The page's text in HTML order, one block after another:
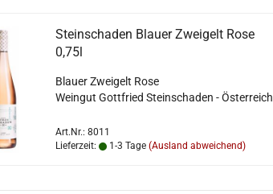
Steinschaden Blauer Zweigelt Rose
0,75l
Blauer Zweigelt Rose
Weingut Gottfried Steinschaden - Österreich
Art.Nr.: 8011
Lieferzeit:
1-3 Tage (Ausland abweichend)